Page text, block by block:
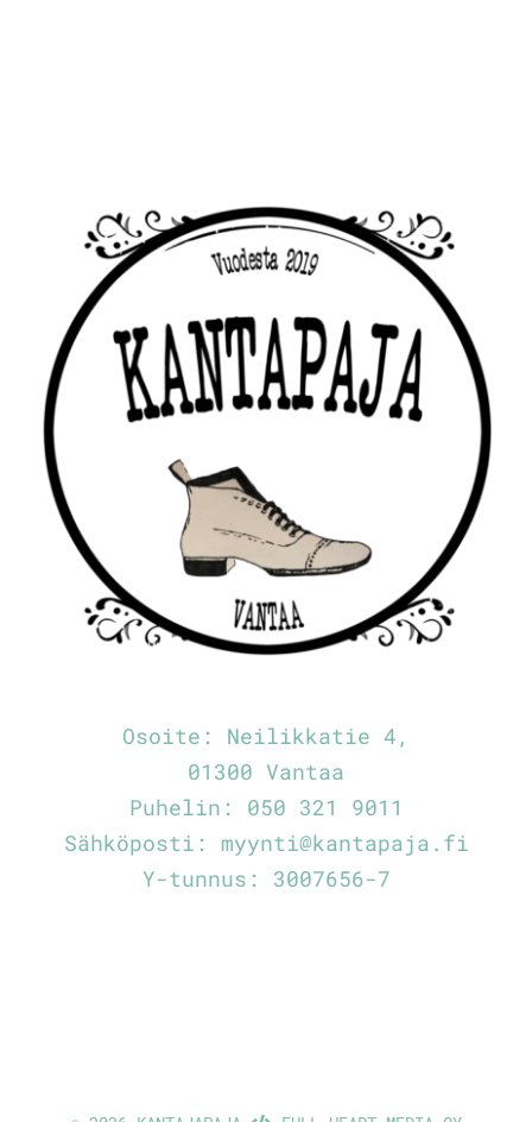
Osoite: Neilikkatie 4,
01300 Vantaa
Puhelin: 050 321 9011
Sähköposti: myynti@kantapaja.fi
Y-tunnus: 3007656-7